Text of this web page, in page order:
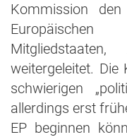
Kommission
weitergeleitet.
schwierigen
allerdings erst
EP beginnen